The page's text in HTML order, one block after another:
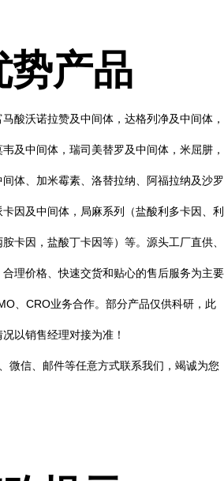
势产品
酸沃诺拉赞及中间体，达格列净及中间体，
及中间体，瑞司美替罗及中间体，米屈肼，
体、加米霉素、洛替拉纳、阿福拉纳及沙罗
因及中间体，局麻系列（盐酸利多卡因、利
卡因，盐酸丁卡因等）等。源头工厂直供、
理价格、快速交货和贴心的售后服务为主要
、CRO业务合作。部分产品仅供科研，此
以销售经理对接为准！
微信、邮件等任意方式联系我们，竭诚为您